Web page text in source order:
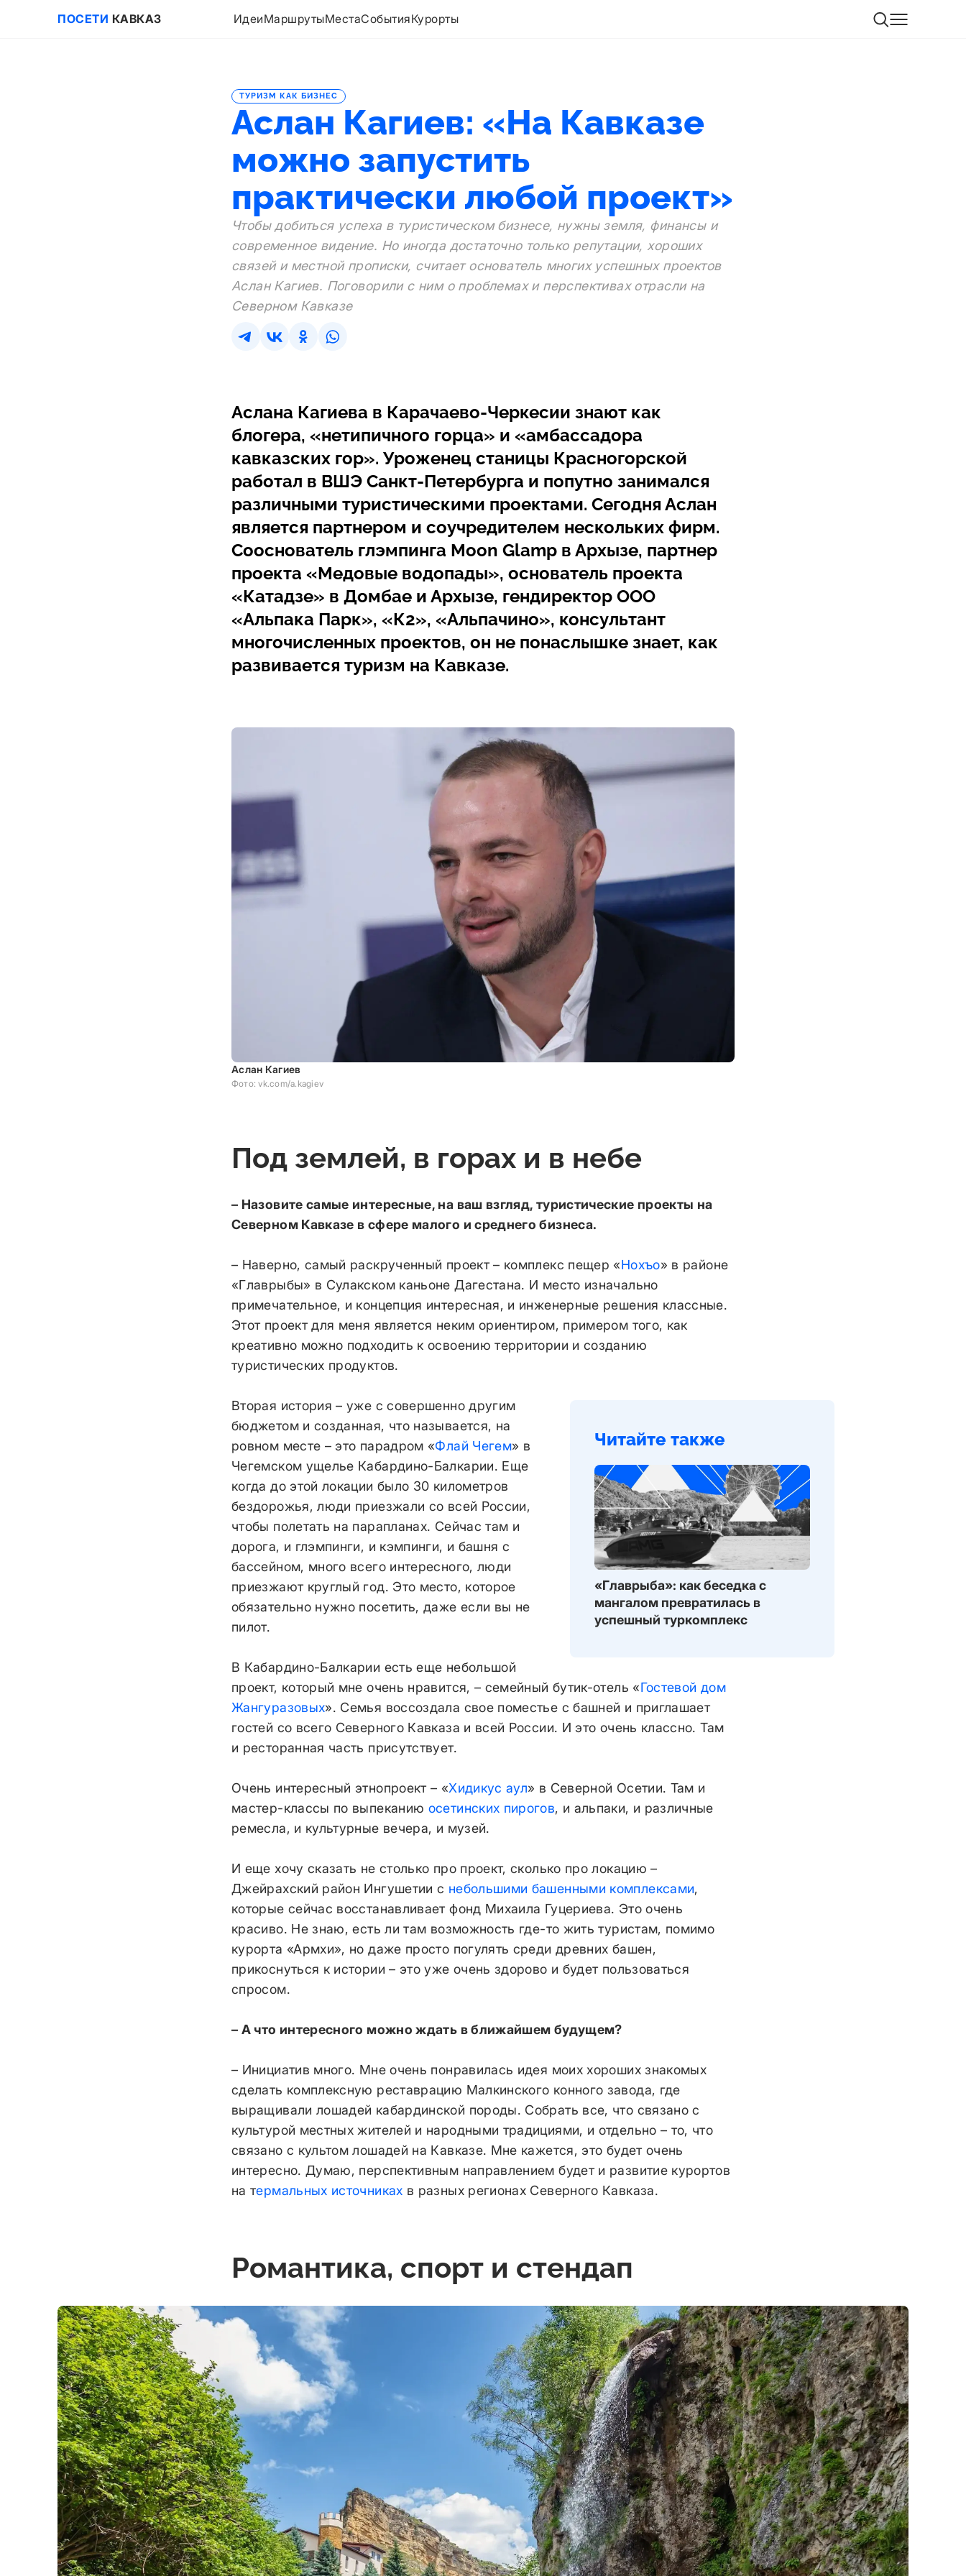
ПОСЕТИ КАВКАЗ ИдеиМаршрутыМестаСобытияКурорты
Аслан Кагиев: «На Кавказе
можно запустить
практически любой проект»
ТУРИЗМ КАК БИЗНЕС
Чтобы добиться успеха в туристическом бизнесе, нужны земля, финансы и
современное видение. Но иногда достаточно только репутации, хороших
связей и местной прописки, считает основатель многих успешных проектов
Аслан Кагиев. Поговорили с ним о проблемах и перспективах отрасли на
Северном Кавказе
Аслана Кагиева в Карачаево-Черкесии знают как
блогера, «нетипичного горца» и «амбассадора
кавказских гор». Уроженец станицы Красногорской
работал в ВШЭ Санкт-Петербурга и попутно занимался
различными туристическими проектами. Сегодня Аслан
является партнером и соучредителем нескольких фирм.
Сооснователь глэмпинга Moon Glamp в Архызе, партнер
проекта «Медовые водопады», основатель проекта
«Катадзе» в Домбае и Архызе, гендиректор ООО
«Альпака Парк», «К2», «Альпачино», консультант
многочисленных проектов, он не понаслышке знает, как
развивается туризм на Кавказе.
Аслан Кагиев
Фото: vk.com/a.kagiev
Под землей, в горах и в небе
– Назовите самые интересные, на ваш взгляд, туристические проекты на
Северном Кавказе в сфере малого и среднего бизнеса.
– Наверно, самый раскрученный проект – комплекс пещер «Нохъо» в районе
«Главрыбы» в Сулакском каньоне Дагестана. И место изначально
примечательное, и концепция интересная, и инженерные решения классные.
Этот проект для меня является неким ориентиром, примером того, как
креативно можно подходить к освоению территории и созданию
туристических продуктов.
Читайте также
«Главрыба»: как беседка с
мангалом превратилась в
успешный туркомплекс
Вторая история – уже с совершенно другим
бюджетом и созданная, что называется, на
ровном месте – это парадром «Флай Чегем» в
Чегемском ущелье Кабардино-Балкарии. Еще
когда до этой локации было 30 километров
бездорожья, люди приезжали со всей России,
чтобы полетать на парапланах. Сейчас там и
дорога, и глэмпинги, и кэмпинги, и башня с
бассейном, много всего интересного, люди
приезжают круглый год. Это место, которое
обязательно нужно посетить, даже если вы не
пилот.
В Кабардино-Балкарии есть еще небольшой
проект, который мне очень нравится, – семейный бутик-отель «Гостевой дом
Жангуразовых». Семья воссоздала свое поместье с башней и приглашает
гостей со всего Северного Кавказа и всей России. И это очень классно. Там
и ресторанная часть присутствует.
Очень интересный этнопроект – «Хидикус аул» в Северной Осетии. Там и
мастер-классы по выпеканию осетинских пирогов, и альпаки, и различные
ремесла, и культурные вечера, и музей.
И еще хочу сказать не столько про проект, сколько про локацию –
Джейрахский район Ингушетии с небольшими башенными комплексами,
которые сейчас восстанавливает фонд Михаила Гуцериева. Это очень
красиво. Не знаю, есть ли там возможность где-то жить туристам, помимо
курорта «Армхи», но даже просто погулять среди древних башен,
прикоснуться к истории – это уже очень здорово и будет пользоваться
спросом.
– А что интересного можно ждать в ближайшем будущем?
– Инициатив много. Мне очень понравилась идея моих хороших знакомых
сделать комплексную реставрацию Малкинского конного завода, где
выращивали лошадей кабардинской породы. Собрать все, что связано с
культурой местных жителей и народными традициями, и отдельно – то, что
связано с культом лошадей на Кавказе. Мне кажется, это будет очень
интересно. Думаю, перспективным направлением будет и развитие курортов
на термальных источниках в разных регионах Северного Кавказа.
Романтика, спорт и стендап